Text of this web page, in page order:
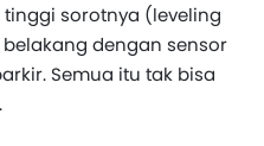
tinggi sorotnya (leveling
dengan sensor
Semua itu tak bisa